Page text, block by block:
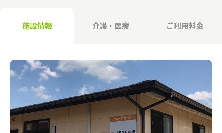
施設情報 介護・医療 ご利用料金